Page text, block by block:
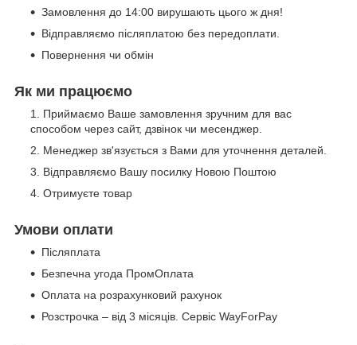
Замовлення до 14:00 вирушають цього ж дня!
Відправляємо післяплатою без передоплати.
Повернення чи обмін
Як ми працюємо
Приймаємо Ваше замовлення зручним для вас
способом через сайт, дзвінок чи месенджер.
Менеджер зв'язується з Вами для уточнення деталей.
Відправляємо Вашу посилку Новою Поштою
Отримуєте товар
Умови оплати
Післяплата
Безпечна угода ПромОплата
Оплата на розрахунковий рахунок
Розстрочка – від 3 місяців. Сервіс WayForPay